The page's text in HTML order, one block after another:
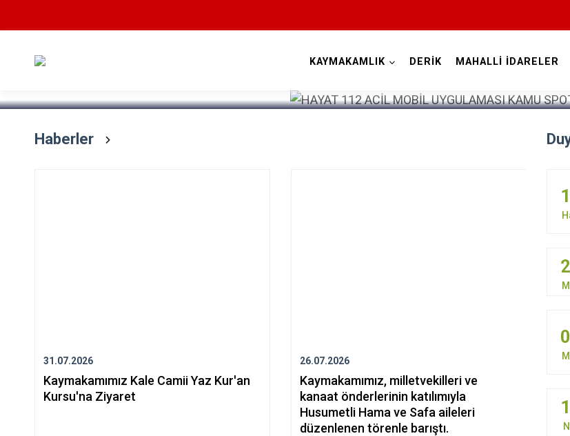
KAYMAKAMLIK DERİK MAHALLİ İDARELER
Haberler
31.07.2026
Kaymakamımız Kale Camii Yaz Kur'an
Kursu'na Ziyaret
26.07.2026
Kaymakamımız, milletvekilleri ve
kanaat önderlerinin katılımıyla
Husumetli Hama ve Safa aileleri
düzenlenen törenle barıştı.